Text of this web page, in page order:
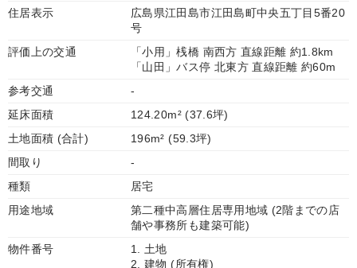
住居表示
広島県江田島市江田島町中央五丁目5番20
号
評価上の交通
「小用」桟橋 南西方 直線距離 約1.8km
「山田」バス停 北東方 直線距離 約60m
参考交通
-
延床面積
124.20m² (37.6坪)
土地面積 (合計)
196m² (59.3坪)
間取り
-
種類
居宅
用途地域
第二種中高層住居専用地域 (2階までの店
舗や事務所も建築可能)
物件番号
1. 土地
2. 建物 (所有権)